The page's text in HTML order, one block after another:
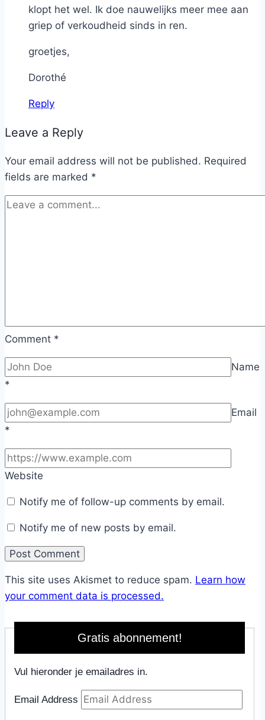
klopt het wel. Ik doe nauwelijks meer mee aan
griep of verkoudheid sinds in ren.
groetjes,
Dorothé
Reply
Leave a Reply
Your email address will not be published. Required
fields are marked *
Comment *
Name
*
Email
*
Website
Notify me of follow-up comments by email.
Notify me of new posts by email.
This site uses Akismet to reduce spam. Learn how
your comment data is processed.
Gratis abonnement!
Vul hieronder je emailadres in.
Email Address